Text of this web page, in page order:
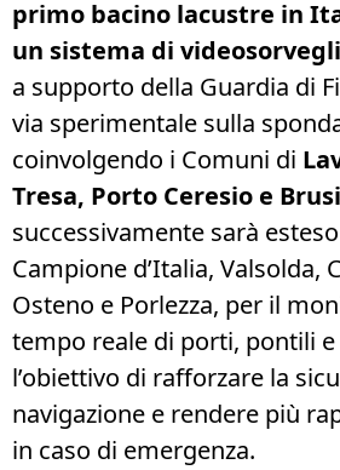
primo bacino lacustre in
un sistema di
a supporto della Guardia di
via sperimentale sulla
coinvolgendo i Comuni di
Tresa, Porto Ceresio e
successivamente sarà
Campione d’Italia, Valsolda,
Osteno e Porlezza, per il
tempo reale di porti, pontili e
l’obiettivo di rafforzare la
navigazione e rendere più
in caso di emergenza.